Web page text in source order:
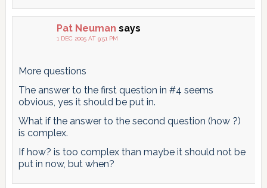
Pat Neuman says
1 DEC 2005 AT 9:51 PM
More questions
The answer to the first question in #4 seems
obvious, yes it should be put in.
What if the answer to the second question (how ?)
is complex.
If how? is too complex than maybe it should not be
put in now, but when?